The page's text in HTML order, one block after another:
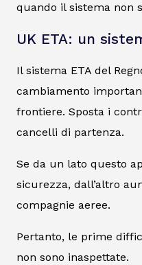
quando il sistema non
UK ETA: un
Il sistema ETA del
cambiamento
frontiere. Sposta i
cancelli di partenza.
Se da un lato questo
sicurezza, dall’altro
compagnie aeree.
Pertanto, le prime
non sono inaspettate.